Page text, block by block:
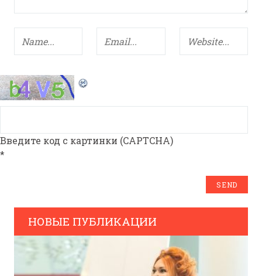
Введите код с картинки (CAPTCHA)
*
НОВЫЕ ПУБЛИКАЦИИ